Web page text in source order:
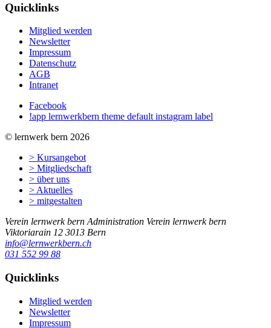
Quicklinks
Mitglied werden
Newsletter
Impressum
Datenschutz
AGB
Intranet
Facebook
!app lernwerkbern theme default instagram label
© lernwerk bern 2026
> Kursangebot
> Mitgliedschaft
> über uns
> Aktuelles
> mitgestalten
Verein lernwerk bern Administration Verein lernwerk bern
Viktoriarain 12 3013 Bern
info@lernwerkbern.ch
031 552 99 88
Quicklinks
Mitglied werden
Newsletter
Impressum